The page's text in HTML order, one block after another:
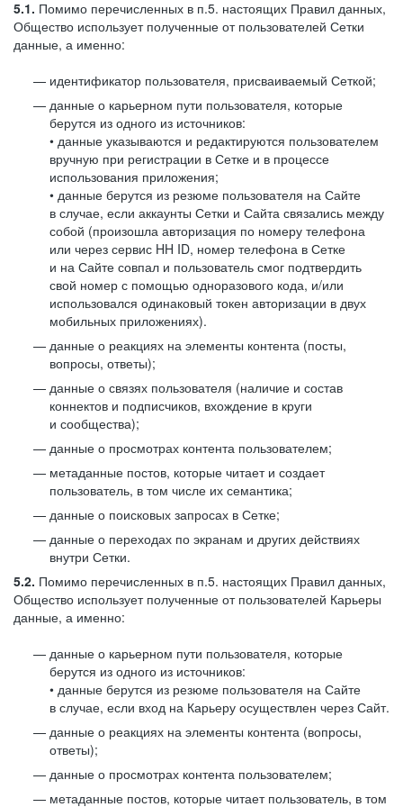
5.1. Помимо перечисленных в п.5. настоящих Правил данных,
Общество использует полученные от пользователей Сетки
данные, а именно:
идентификатор пользователя, присваиваемый Сеткой;
данные о карьерном пути пользователя, которые
берутся из одного из источников:
• данные указываются и редактируются пользователем
вручную при регистрации в Сетке и в процессе
использования приложения;
• данные берутся из резюме пользователя на Сайте
в случае, если аккаунты Сетки и Сайта связались между
собой (произошла авторизация по номеру телефона
или через сервис HH ID, номер телефона в Сетке
и на Сайте совпал и пользователь смог подтвердить
свой номер с помощью одноразового кода, и/или
использовался одинаковый токен авторизации в двух
мобильных приложениях).
данные о реакциях на элементы контента (посты,
вопросы, ответы);
данные о связях пользователя (наличие и состав
коннектов и подписчиков, вхождение в круги
и сообщества);
данные о просмотрах контента пользователем;
метаданные постов, которые читает и создает
пользователь, в том числе их семантика;
данные о поисковых запросах в Сетке;
данные о переходах по экранам и других действиях
внутри Сетки.
5.2. Помимо перечисленных в п.5. настоящих Правил данных,
Общество использует полученные от пользователей Карьеры
данные, а именно:
данные о карьерном пути пользователя, которые
берутся из одного из источников:
• данные берутся из резюме пользователя на Сайте
в случае, если вход на Карьеру осуществлен через Сайт.
данные о реакциях на элементы контента (вопросы,
ответы);
данные о просмотрах контента пользователем;
метаданные постов, которые читает пользователь, в том